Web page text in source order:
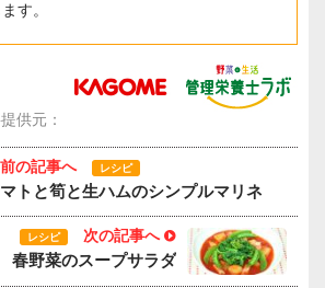
す。
供元：
前の記事へ レシピ
マトと筍と生ハムのシンプルマリネ
レシピ 次の記事へ
春野菜のスープサラダ